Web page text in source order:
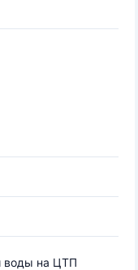
воды на ЦТП